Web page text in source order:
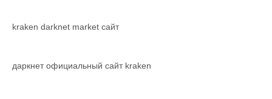
kraken darknet market сайт
даркнет официальный сайт kraken